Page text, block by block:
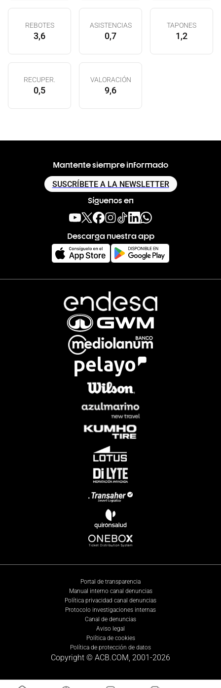
REBOTES
3,6
ASISTENCIAS
0,7
TAPONES
1,2
RECUPER.
0,5
VALORACIÓN
9,6
Mantente siempre informado
SUSCRÍBETE A LA NEWSLETTER
Síguenos en
Descarga nuestra app
Portal de transparencia
Manual interno canal denuncias
Política privacidad canal denuncias
Protocolo investigaciones internas
Canal de denuncias
Aviso legal
Política de cookies
Política de protección de datos
Copyright © ACB.COM, 2001-2026